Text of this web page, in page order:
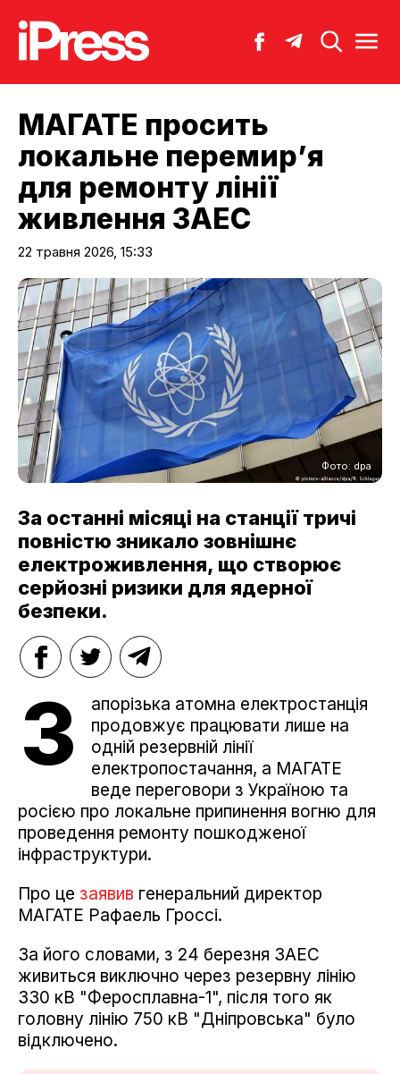
МАГАТЕ просить
локальне перемир’я
для ремонту лінії
живлення ЗАЕС
22 травня 2026, 15:33
Фото: dpa
За останні місяці на станції тричі
повністю зникало зовнішнє
електроживлення, що створює
серйозні ризики для ядерної
безпеки.
З
апорізька атомна електростанція
продовжує працювати лише на
одній резервній лінії
електропостачання, а МАГАТЕ
веде переговори з Україною та
росією про локальне припинення вогню для
проведення ремонту пошкодженої
інфраструктури.
Про це заявив генеральний директор
МАГАТЕ Рафаель Гроссі.
За його словами, з 24 березня ЗАЕС
живиться виключно через резервну лінію
330 кВ "Феросплавна-1", після того як
головну лінію 750 кВ "Дніпровська" було
відключено.